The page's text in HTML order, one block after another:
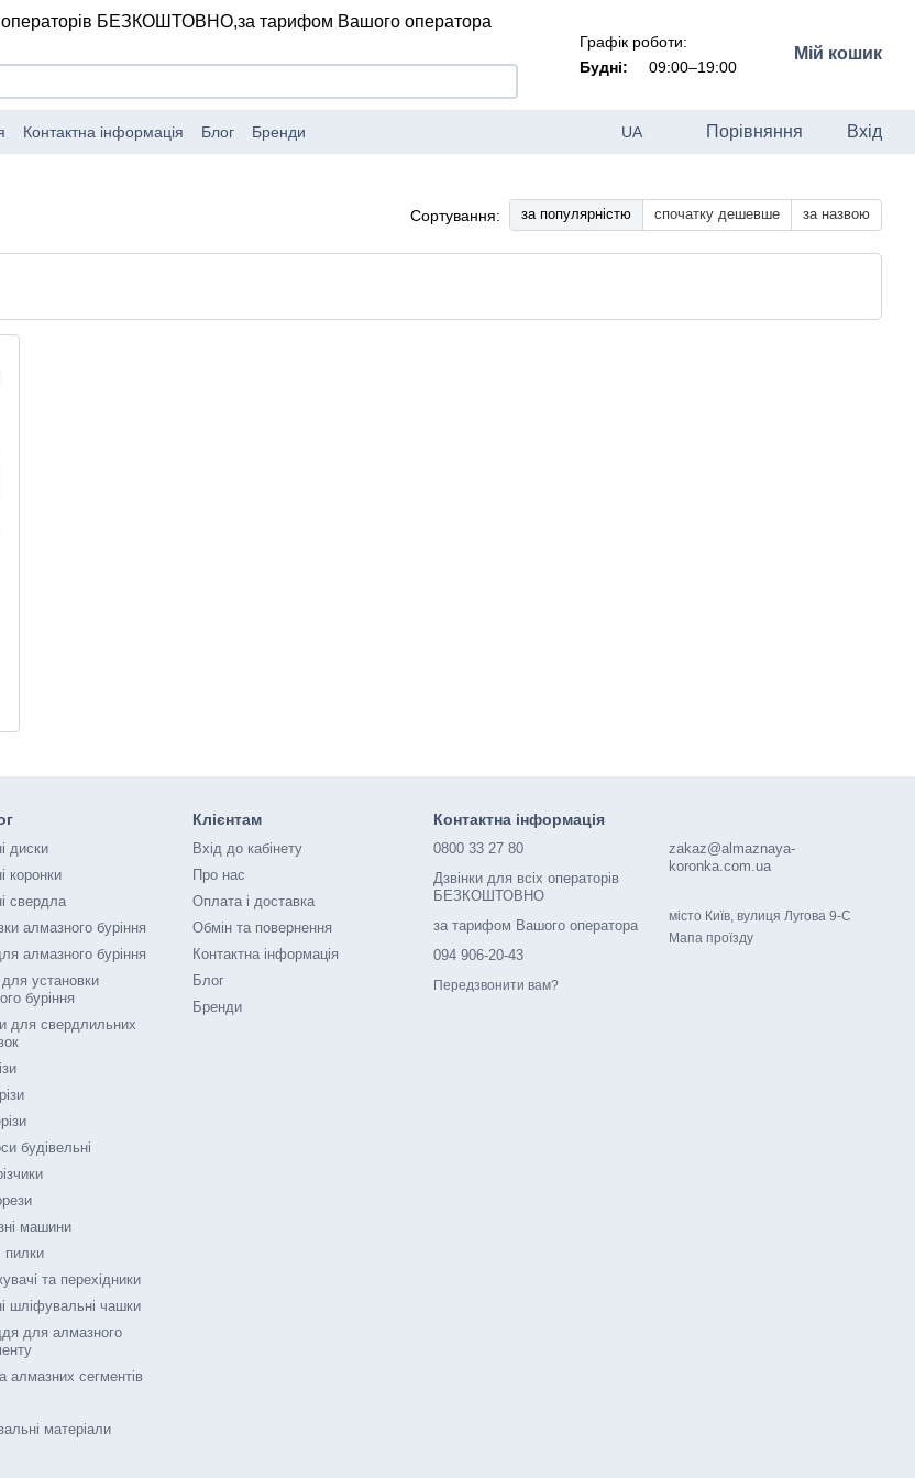
операторів БЕЗКОШТОВНО,за тарифом Вашого оператора
Графік роботи:
Будні:
09:00–19:00
Мій кошик
Контактна інформація Блог Бренди UA Порівняння Вхід
Сортування: за популярністю спочатку дешевше за назвою
диски
коронки
свердла
алмазного буріння
алмазного буріння
установки
буріння
для свердлильних
будівельні
машини
пилки
та перехідники
шліфувальні чашки
для алмазного
алмазних сегментів
матеріали
Клієнтам
Вхід до кабінету
Про нас
Оплата і доставка
Обмін та повернення
Контактна інформація
Блог
Бренди
Контактна інформація
0800 33 27 80
Дзвінки для всіх операторів
БЕЗКОШТОВНО
за тарифом Вашого оператора
094 906-20-43
Передзвонити вам?
zakaz@almaznaya-
koronka.com.ua
місто Київ, вулиця Лугова 9-С
Мапа проїзду